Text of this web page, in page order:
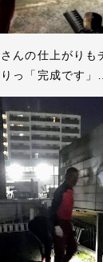
んの仕上がりも
っ「完成です